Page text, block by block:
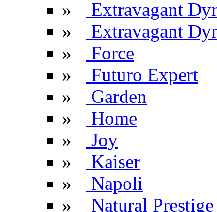
»
Extravagant
»
Extravagant
»
Force
»
Futuro Expert
»
Garden
»
Home
»
Joy
»
Kaiser
»
Napoli
»
Natural Prestige